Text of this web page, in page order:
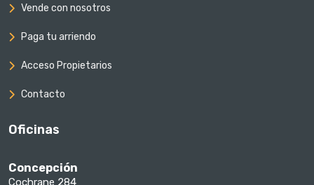
Vende con nosotros
Paga tu arriendo
Acceso Propietarios
Contacto
Oficinas
Concepción
Cochrane 284